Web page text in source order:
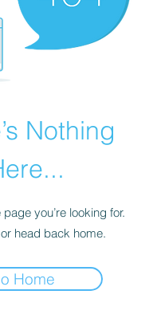
Nothing
page you’re looking for.
head back home.
Home